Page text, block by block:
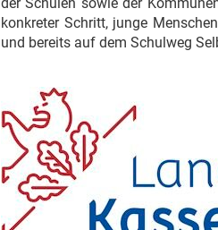
konkreter Schritt, junge
und bereits auf dem Schulweg